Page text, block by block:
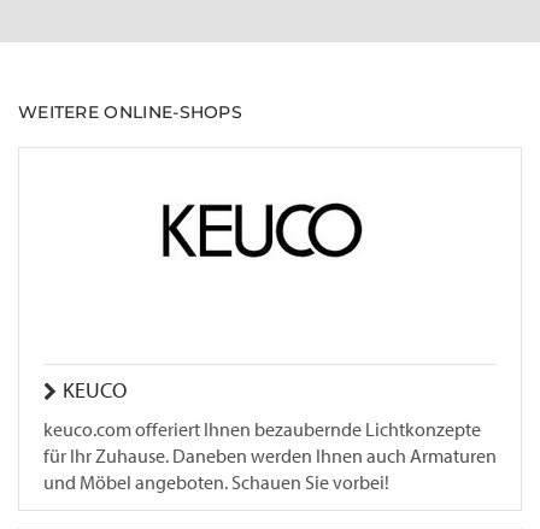
WEITERE ONLINE-SHOPS
KEUCO
keuco.com offeriert Ihnen bezaubernde Lichtkonzepte
für Ihr Zuhause. Daneben werden Ihnen auch Armaturen
und Möbel angeboten. Schauen Sie vorbei!